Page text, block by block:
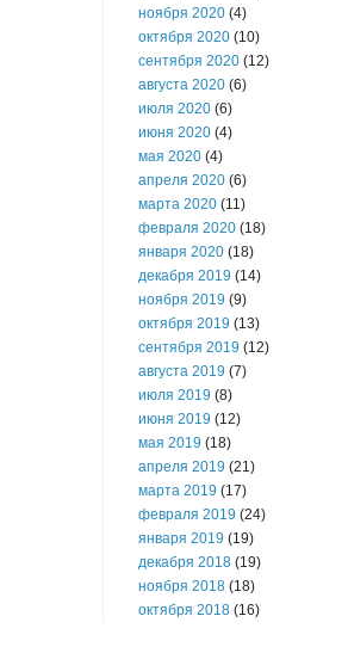
ноября 2020 (4)
октября 2020 (10)
сентября 2020 (12)
августа 2020 (6)
июля 2020 (6)
июня 2020 (4)
мая 2020 (4)
апреля 2020 (6)
марта 2020 (11)
февраля 2020 (18)
января 2020 (18)
декабря 2019 (14)
ноября 2019 (9)
октября 2019 (13)
сентября 2019 (12)
августа 2019 (7)
июля 2019 (8)
июня 2019 (12)
мая 2019 (18)
апреля 2019 (21)
марта 2019 (17)
февраля 2019 (24)
января 2019 (19)
декабря 2018 (19)
ноября 2018 (18)
октября 2018 (16)